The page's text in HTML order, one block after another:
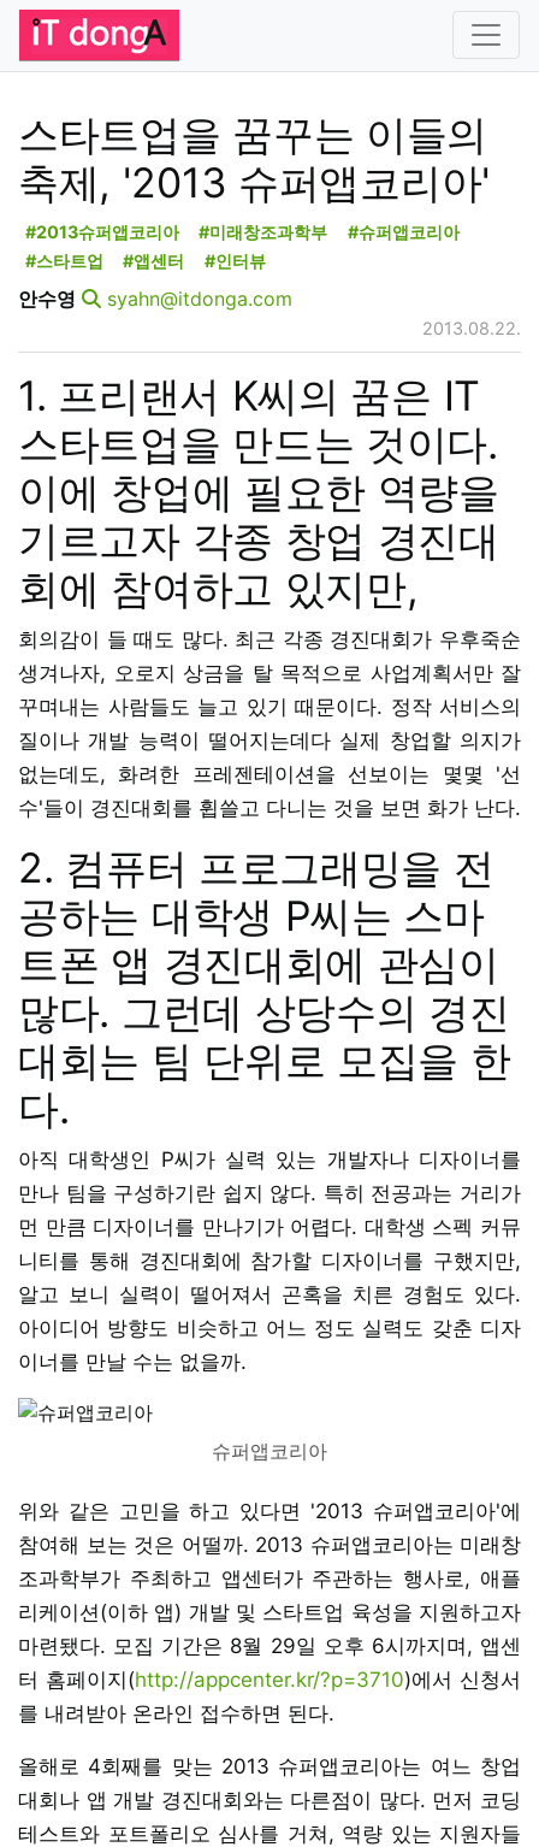
스타트업을 꿈꾸는 이들의
축제, '2013 슈퍼앱코리아'
#2013슈퍼앱코리아 #미래창조과학부
#슈퍼앱코리아
#스타트업
#앱센터 #인터뷰
안수영 syahn@itdonga.com
2013.08.22.
1. 프리랜서 K씨의 꿈은 IT
스타트업을 만드는 것이다.
이에 창업에 필요한 역량을
기르고자 각종 창업 경진대
회에 참여하고 있지만,
회의감이 들 때도 많다. 최근 각종 경진대회가 우후죽순
생겨나자, 오로지 상금을 탈 목적으로 사업계획서만 잘
꾸며내는 사람들도 늘고 있기 때문이다. 정작 서비스의
질이나 개발 능력이 떨어지는데다 실제 창업할 의지가
없는데도, 화려한 프레젠테이션을 선보이는 몇몇 '선
수'들이 경진대회를 휩쓸고 다니는 것을 보면 화가 난다.
2. 컴퓨터 프로그래밍을 전
공하는 대학생 P씨는 스마
트폰 앱 경진대회에 관심이
많다. 그런데 상당수의 경진
대회는 팀 단위로 모집을 한
다.
아직 대학생인 P씨가 실력 있는 개발자나 디자이너를
만나 팀을 구성하기란 쉽지 않다. 특히 전공과는 거리가
먼 만큼 디자이너를 만나기가 어렵다. 대학생 스펙 커뮤
니티를 통해 경진대회에 참가할 디자이너를 구했지만,
알고 보니 실력이 떨어져서 곤혹을 치른 경험도 있다.
아이디어 방향도 비슷하고 어느 정도 실력도 갖춘 디자
이너를 만날 수는 없을까.
슈퍼앱코리아
위와 같은 고민을 하고 있다면 '2013 슈퍼앱코리아'에
참여해 보는 것은 어떨까. 2013 슈퍼앱코리아는 미래창
조과학부가 주최하고 앱센터가 주관하는 행사로, 애플
리케이션(이하 앱) 개발 및 스타트업 육성을 지원하고자
마련됐다. 모집 기간은 8월 29일 오후 6시까지며, 앱센
터 홈페이지(http://appcenter.kr/?p=3710)에서 신청서
를 내려받아 온라인 접수하면 된다.
올해로 4회째를 맞는 2013 슈퍼앱코리아는 여느 창업
대회나 앱 개발 경진대회와는 다른점이 많다. 먼저 코딩
테스트와 포트폴리오 심사를 거쳐, 역량 있는 지원자들